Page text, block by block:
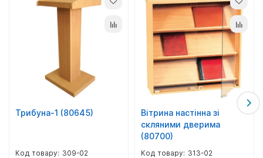
Трибуна-1 (80645)
309-02
Вітрина настінна зі
скляними дверима
(80700)
313-02